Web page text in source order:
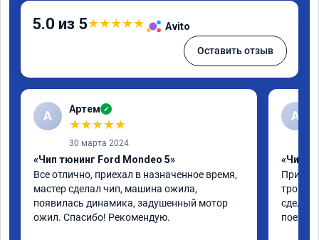
5.0 из 5★★★★★ Avito
Оставить отзыв
А Артем ✓
★★★★★
30 марта 2024
«Чип тюнинг Ford Mondeo 5»
Все отлично, приехал в назначенное время,
мастер сделал чип, машина ожила,
появилась динамика, задушенный мотор
ожил. Спасибо! Рекомендую.
А
«Чип
троила